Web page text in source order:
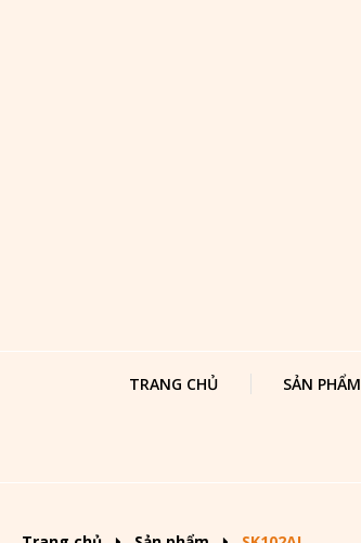
TRANG CHỦ SẢN PHẨM